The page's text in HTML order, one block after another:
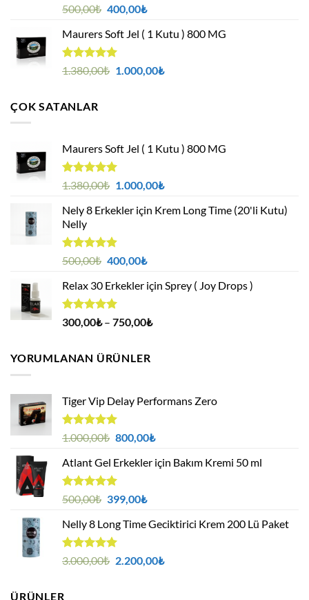
5 üzerinden
oy
aldı
500,00₺ Orijinal
500,00₺.
400,00₺Şu
fiyat:
Maurers Soft Jel ( 1 Kutu ) 800 MG
5 üzerinden
oy
1.380,00₺ Orijinal
1.000,00₺Şu
ÇOK SATANLAR
Maurers Soft Jel ( 1 Kutu ) 800 MG
5 üzerinden
oy
aldı
1.380,00₺ Orijinal
1.380,00₺.
1.000,00₺Şu
fiyat:
Nely 8 Erkekler için Krem Long Time (20'li Kutu)
Nelly
5 üzerinden
oy
aldı
500,00₺ Orijinal
500,00₺.
400,00₺Şu
fiyat:
Relax 30 Erkekler için Sprey ( Joy Drops )
5 üzerinden
4.94oy
300,00₺ – 750,00₺Fiyat
YORUMLANAN ÜRÜNLER
Tiger Vip Delay Performans Zero
5 üzerinden
oy
aldı
1.000,00₺ Orijinal
1.000,00₺.
800,00₺Şu
fiyat:
Atlant Gel Erkekler için Bakım Kremi 50 ml
5 üzerinden
oy
aldı
500,00₺ Orijinal
500,00₺.
399,00₺Şu
fiyat:
Nelly 8 Long Time Geciktirici Krem 200 Lü Paket
5 üzerinden
oy
3.000,00₺ Orijinal
2.200,00₺Şu
ÜRÜNLER